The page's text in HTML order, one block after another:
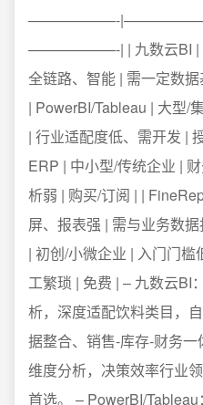
——————-
——————-| | 九数云BI | 中
全链路、智能 | 需一定数
| PowerBI/Tableau | 大型/
| 行业适配度低、需开发 |
ERP | 中小型/传统企业 |
析弱 | 购买/订阅 | |
屏、报表强 | 需与业务数
| 初创/小微企业 | 入门门
工繁琐 | 免费 | – 九数云BI
析，深度适配饮料类目，
据整合、销售-库存-财务
维度分析，决策效率行业
首选。 – PowerBI/